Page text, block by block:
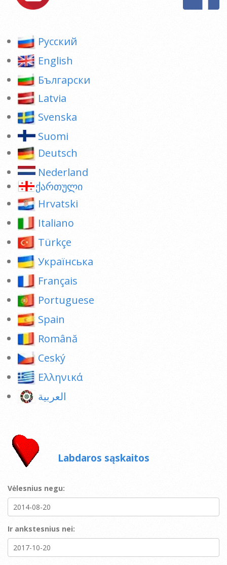
Pусский
English
Български
Latvia
Svenska
Suomi
Deutsch
Nederland
ქართული
Hrvatski
Italiano
Türkçe
Українська
Français
Portuguese
Spain
Română
Ceský
Ελληνικά
العربية
Labdaros sąskaitos
Vėlesnius negu:
Ir ankstesnius nei: